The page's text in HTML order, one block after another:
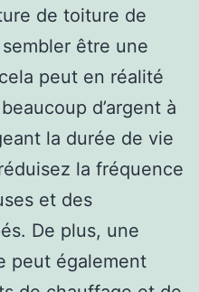
de toiture de
être une
peut en réalité
d’argent à
la durée de vie
la fréquence
et des
De plus, une
peut également